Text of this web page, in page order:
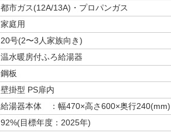
都市ガス(12A/13A)・プロパンガス
家庭用
20号(2〜3人家族向き)
温水暖房付ふろ給湯器
鋼板
壁掛型 PS扉内
給湯器本体 ：幅470×高さ600×奥行240(mm)
92%(目標年度：2025年)